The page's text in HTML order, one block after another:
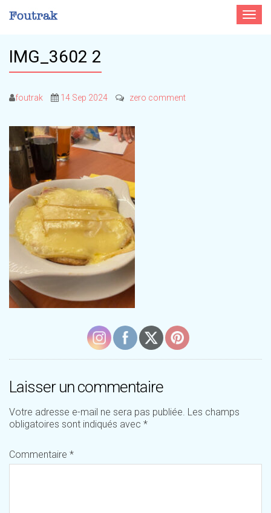
Toggle
IMG_3602 2
foutrak 14 Sep 2024 zero comment
Laisser un commentaire
Votre adresse e-mail ne sera pas publiée. Les champs
obligatoires sont indiqués avec *
Commentaire *